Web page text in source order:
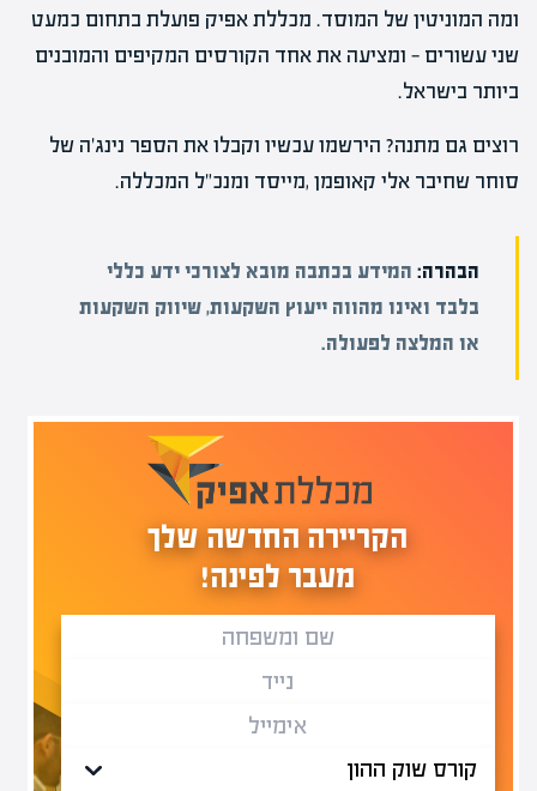
ומה המוניטין של המוסד. מכללת אפיק פועלת בתחום כמעט
שני עשורים — ומציעה את אחד הקורסים המקיפים והמובנים
ביותר בישראל.
רוצים גם מתנה? הירשמו עכשיו וקבלו את הספר נינג'ה של
סוחר שחיבר אלי קאופמן ,מייסד ומנכ"ל המכללה.
הבהרה: המידע בכתבה מובא לצורכי ידע כללי
בלבד ואינו מהווה ייעוץ השקעות, שיווק השקעות
או המלצה לפעולה.
הקריירה החדשה שלך
מעבר לפינה!